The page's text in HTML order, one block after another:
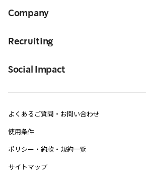
Company
Recruiting
Social Impact
よくあるご質問・お問い合わせ
使用条件
ポリシー・約款・規約一覧
サイトマップ